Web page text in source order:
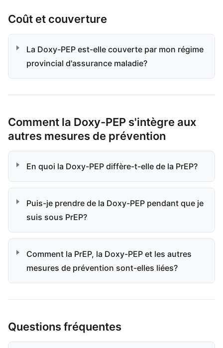
Coût et couverture
La Doxy-PEP est-elle couverte par mon régime
provincial d'assurance maladie?
Comment la Doxy-PEP s'intègre aux
autres mesures de prévention
En quoi la Doxy-PEP diffère-t-elle de la PrEP?
Puis-je prendre de la Doxy-PEP pendant que je
suis sous PrEP?
Comment la PrEP, la Doxy-PEP et les autres
mesures de prévention sont-elles liées?
Questions fréquentes